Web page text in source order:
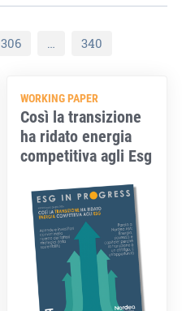
306 … 340
WORKING PAPER
Così la transizione
ha ridato energia
competitiva agli Esg